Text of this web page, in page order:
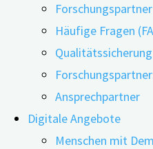
Häufige Fragen
Qualitätssicherung
Ansprechpartner
Digitale Angebote
Menschen mit
15.10.202524.06.2026
Mit Vorträgen und in
Forschungsergebnisse
The future of dementia